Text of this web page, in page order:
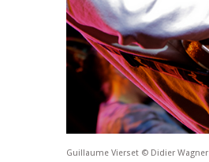
Guillaume Vierset © Didier Wagner